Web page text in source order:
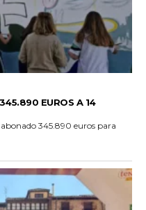
EUROS A 14
345.890 euros para